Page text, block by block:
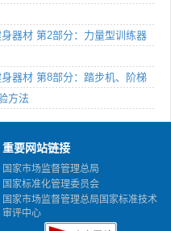
器材 第2部分：力量型训练器
器材 第8部分：踏步机、阶梯
方法
重要网站链接
国家市场监督管理总局
国家标准化管理委员会
国家市场监督管理总局国家标准技术
审评中心